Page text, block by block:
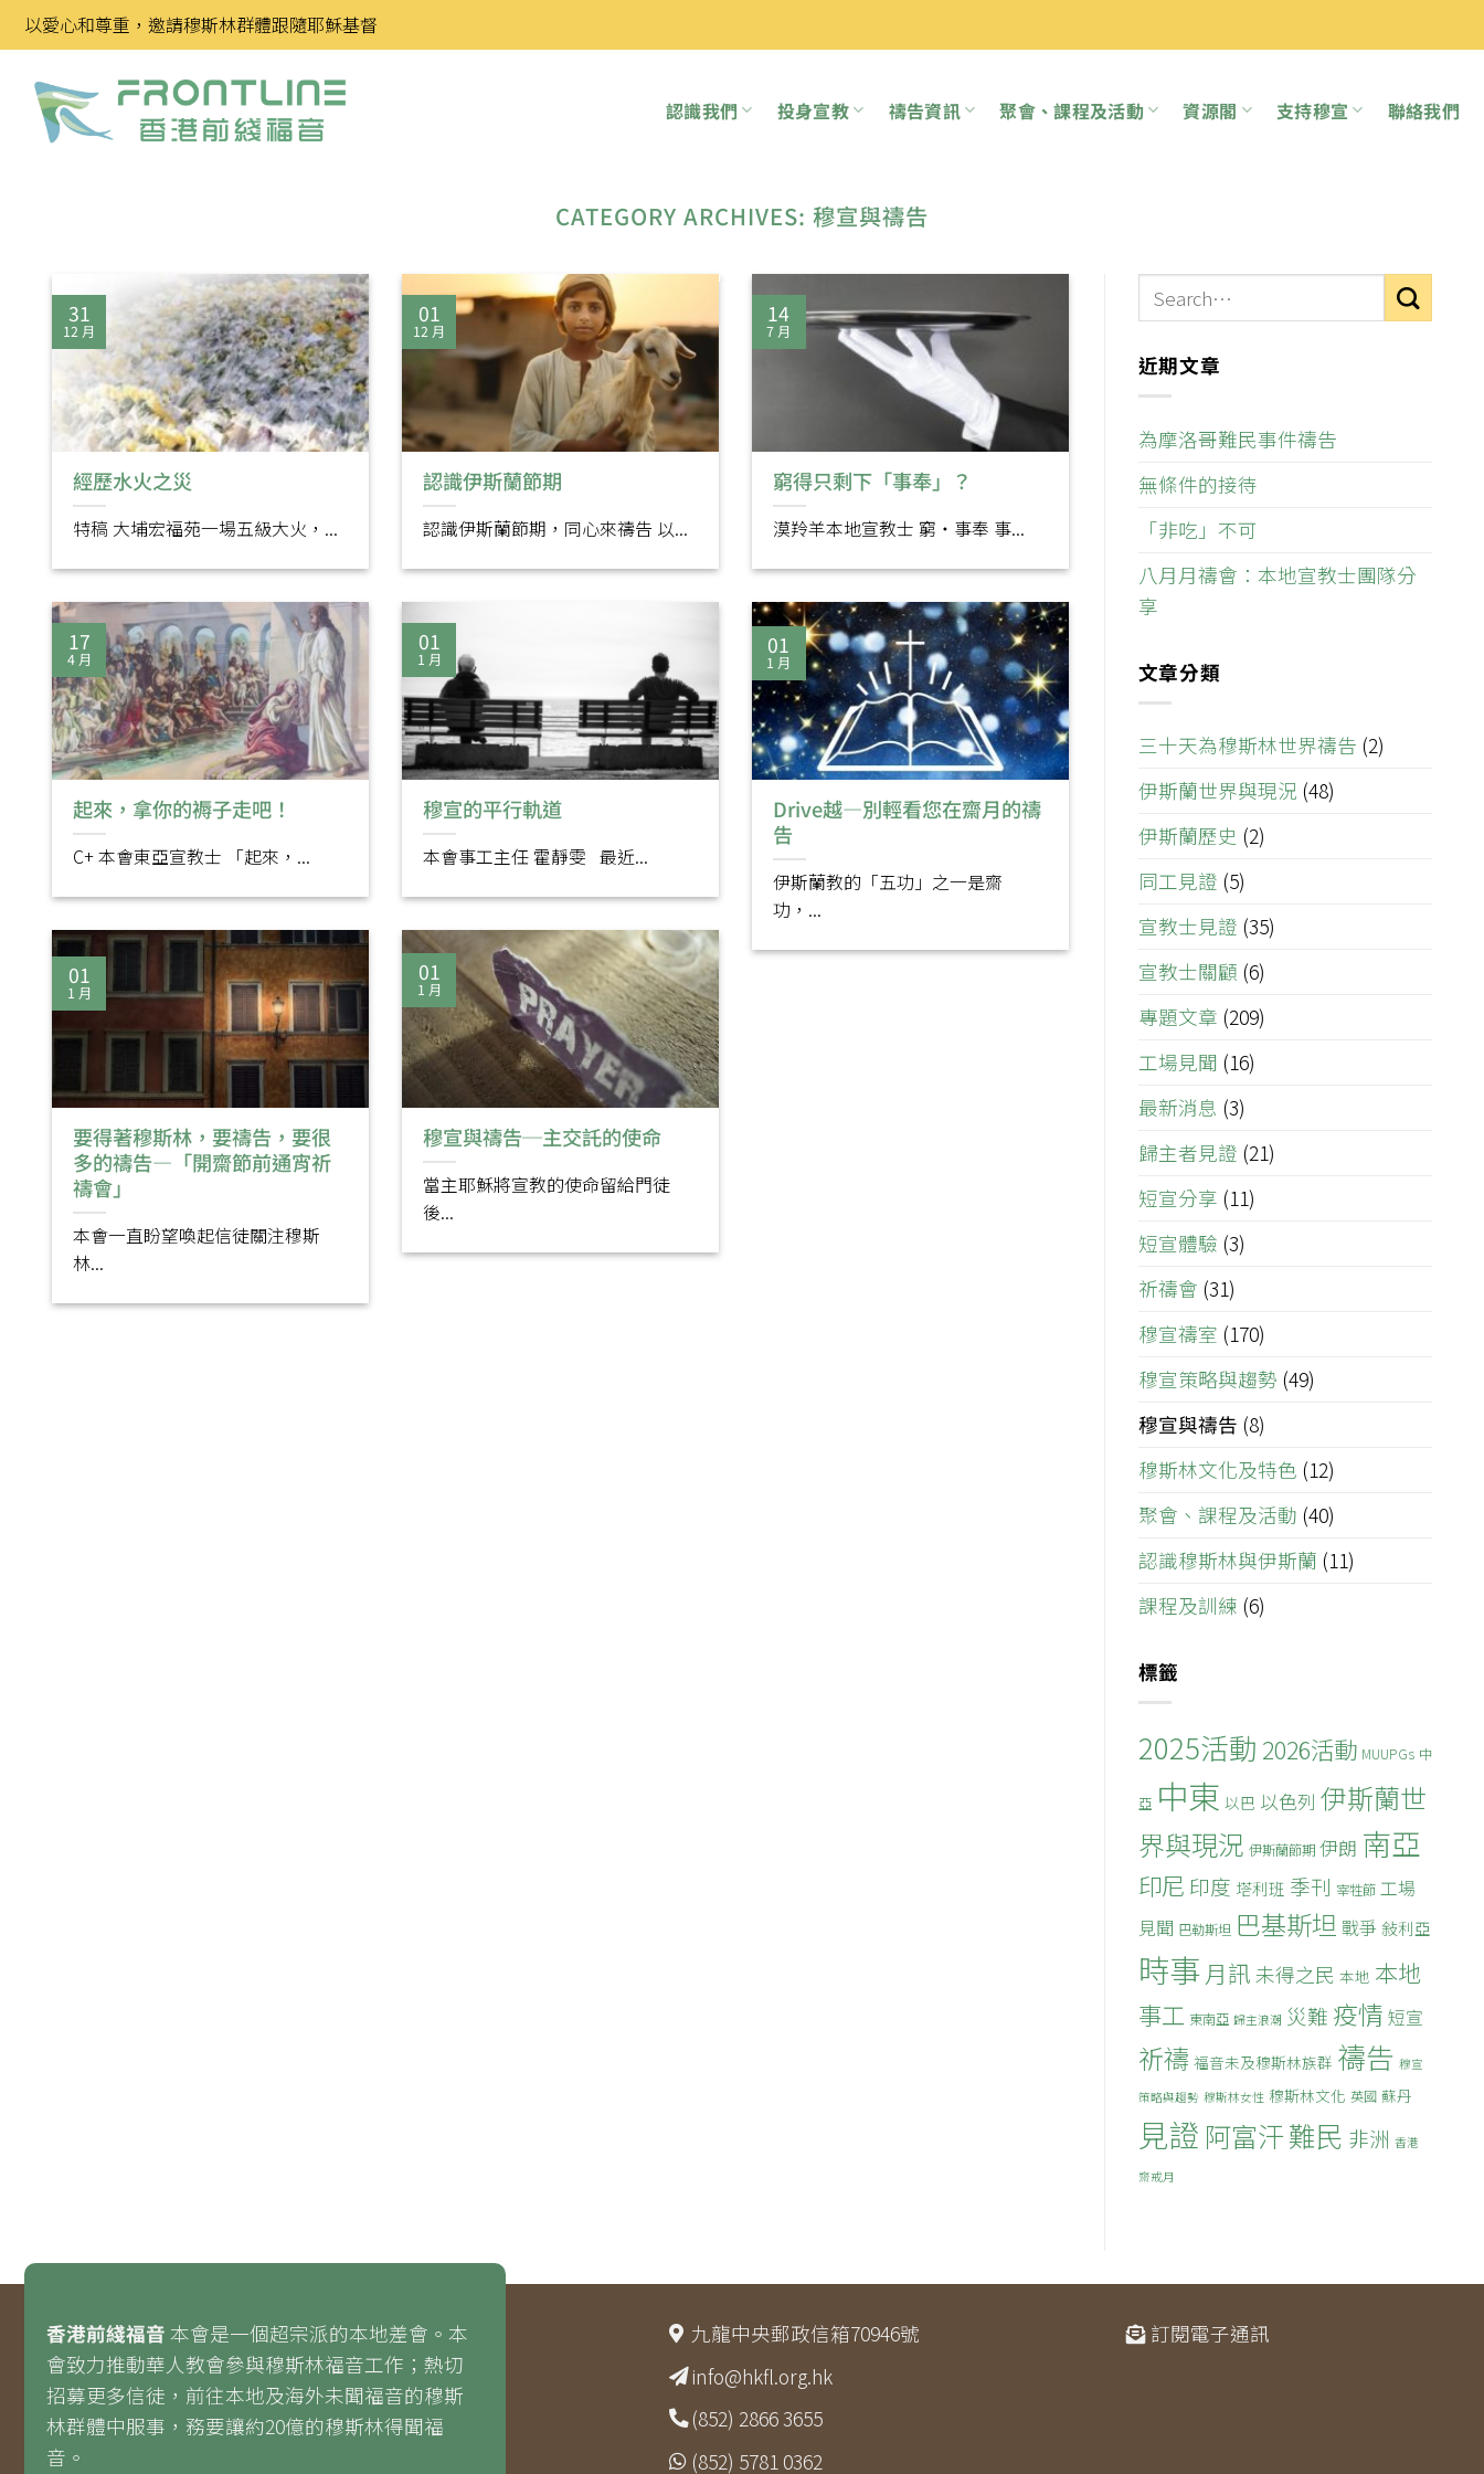
Skip
to
content
以愛心和尊重，邀請穆斯林群體跟隨耶穌基督
認識我們 投身宣教 禱告資訊 聚會、課程及活動 資源閣 支持穆宣 聯絡我們
CATEGORY ARCHIVES:穆宣與禱告
經歷水火之災
特稿 大埔宏福苑一場五級大火，...
31
12 月
認識伊斯蘭節期
認識伊斯蘭節期，同心來禱告 以...
01
12 月
窮得只剩下「事奉」？
漠羚羊本地宣教士 窮‧事奉 事...
14
7 月
起來，拿你的褥子走吧！
C+ 本會東亞宣教士 「起來，...
17
4 月
穆宣的平行軌道
本會事工主任 霍靜雯 最近...
01
1 月
Drive越—別輕看您在齋月的禱
告
伊斯蘭教的「五功」之一是齋
功，...
01
1 月
要得著穆斯林，要禱告，要很
多的禱告—「開齋節前通宵祈
禱會」
本會一直盼望喚起信徒關注穆斯
林...
01
1 月
穆宣與禱告─主交託的使命
當主耶穌將宣教的使命留給門徒
後...
01
1 月
近期文章
為摩洛哥難民事件禱告
無條件的接待
「非吃」不可
八月月禱會：本地宣教士團隊分
享
文章分類
三十天為穆斯林世界禱告 (2)
伊斯蘭世界與現況 (48)
伊斯蘭歷史 (2)
同工見證 (5)
宣教士見證 (35)
宣教士關顧 (6)
專題文章 (209)
工場見聞 (16)
最新消息 (3)
歸主者見證 (21)
短宣分享 (11)
短宣體驗 (3)
祈禱會 (31)
穆宣禱室 (170)
穆宣策略與趨勢 (49)
穆宣與禱告 (8)
穆斯林文化及特色 (12)
聚會、課程及活動 (40)
認識穆斯林與伊斯蘭 (11)
課程及訓練 (6)
標籤
2025活動 2026活動 MUUPGs 中
亞 中東 以巴 以色列 伊斯蘭世
界與現況 伊斯蘭節期 伊朗 南亞
印尼 印度 塔利班 季刊 宰牲節 工場
見聞 巴勒斯坦 巴基斯坦 戰爭 敍利亞
時事 月訊未得之民 本地 本地
事工 東南亞 歸主浪潮 災難 疫情 短宣
祈禱 福音未及穆斯林族群 禱告 穆宣
策略與趨勢 穆斯林女性 穆斯林文化 英國 蘇丹
見證 阿富汗難民 非洲 香港
齋戒月
香港前綫福音 本會是一個超宗派的本地差會。本
會致力推動華人教會參與穆斯林福音工作；熱切
招募更多信徒，前往本地及海外未聞福音的穆斯
林群體中服事，務要讓約20億的穆斯林得聞福
音。
九龍中央郵政信箱70946號
info@hkfl.org.hk
(852) 2866 3655
(852) 5781 0362
訂閱電子通訊